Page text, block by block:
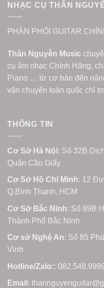
NHẠC CỤ THÂN
PHÂN PHỐI GUITAR
Thân Nguyễn Music
cụ âm nhạc Chính Hãng,
Piano … từ cơ bản đến
vận chuyển toàn quốc chỉ
THÔNG TIN
Cơ Sở Hà Nội: Số 32B
Quận Cầu Giấy
Cơ Sở Hồ Chí Minh: 12
Q.Bình Thạnh, HCM
Cơ Sở Bắc Ninh: Số 89B
Thành Phố Bắc Ninh
Cơ sở Nghệ An: Số 85
Vinh
Hotline/Zalo::
Email :